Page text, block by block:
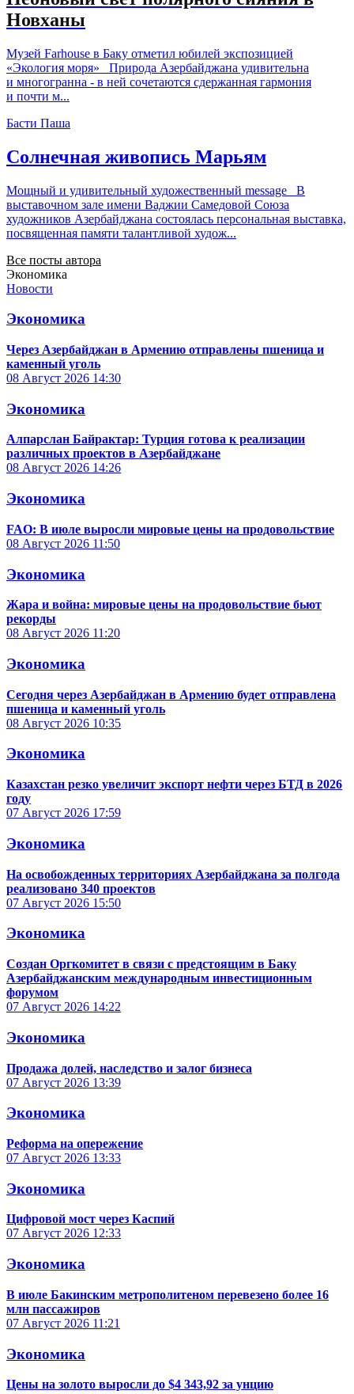
Новханы
Музей Farhouse в Баку отметил юбилей экспозицией
«Экология моря» Природа Азербайджана удивительна
и многогранна - в ней сочетаются сдержанная гармония
и почти м...
Басти Паша
Солнечная живопись Марьям
Мощный и удивительный художественный message В
выставочном зале имени Ваджии Самедовой Союза
художников Азербайджана состоялась персональная выставка,
посвященная памяти талантливой худож...
Все посты автора
Экономика
Новости
Экономика
Через Азербайджан в Армению отправлены пшеница и
каменный уголь
08 Август 2026 14:30
Экономика
Алпарслан Байрактар: Турция готова к реализации
различных проектов в Азербайджане
08 Август 2026 14:26
Экономика
FAO: В июле выросли мировые цены на продовольствие
08 Август 2026 11:50
Экономика
Жара и война: мировые цены на продовольствие бьют
рекорды
08 Август 2026 11:20
Экономика
Сегодня через Азербайджан в Армению будет отправлена
пшеница и каменный уголь
08 Август 2026 10:35
Экономика
Казахстан резко увеличит экспорт нефти через БТД в 2026
году
07 Август 2026 17:59
Экономика
На освобожденных территориях Азербайджана за полгода
реализовано 340 проектов
07 Август 2026 15:50
Экономика
Создан Оргкомитет в связи с предстоящим в Баку
Азербайджанским международным инвестиционным
форумом
07 Август 2026 14:22
Экономика
Продажа долей, наследство и залог бизнеса
07 Август 2026 13:39
Экономика
Реформа на опережение
07 Август 2026 13:33
Экономика
Цифровой мост через Каспий
07 Август 2026 12:33
Экономика
В июле Бакинским метрополитеном перевезено более 16
млн пассажиров
07 Август 2026 11:21
Экономика
Цены на золото выросли до $4 343,92 за унцию